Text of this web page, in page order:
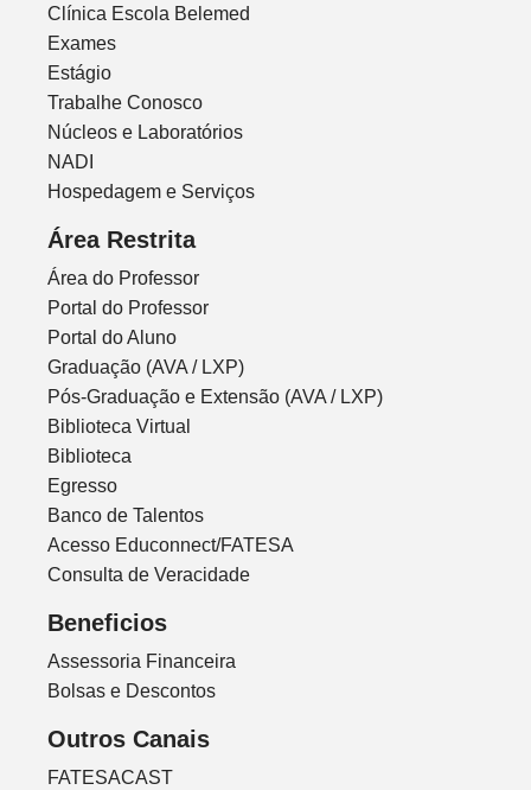
Clínica Escola Belemed
Exames
Estágio
Trabalhe Conosco
Núcleos e Laboratórios
NADI
Hospedagem e Serviços
Área Restrita
Área do Professor
Portal do Professor
Portal do Aluno
Graduação (AVA / LXP)
Pós-Graduação e Extensão (AVA / LXP)
Biblioteca Virtual
Biblioteca
Egresso
Banco de Talentos
Acesso Educonnect/FATESA
Consulta de Veracidade
Beneficios
Assessoria Financeira
Bolsas e Descontos
Outros Canais
FATESACAST